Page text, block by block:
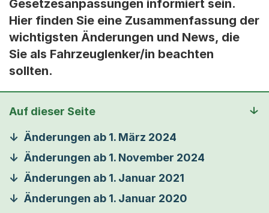
Gesetzesanpassungen informiert sein.
Hier finden Sie eine Zusammenfassung der
wichtigsten Änderungen und News, die
Sie als Fahrzeuglenker/in beachten
sollten.
Auf dieser Seite
Änderungen ab 1. März 2024
Änderungen ab 1. November 2024
Änderungen ab 1. Januar 2021
Änderungen ab 1. Januar 2020